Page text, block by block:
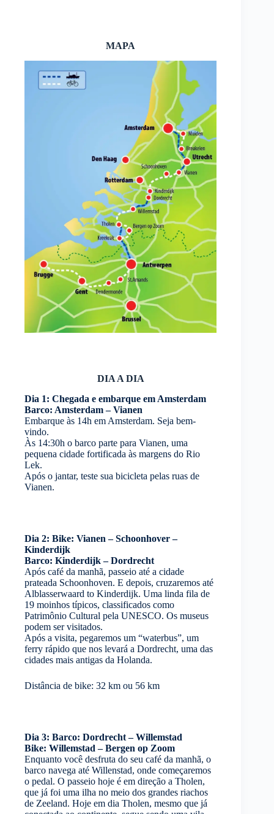
MAPA
DIA A DIA
Dia 1: Chegada e embarque em Amsterdam
Barco: Amsterdam – Vianen
Embarque às 14h em Amsterdam. Seja bem-
vindo.
Às 14:30h o barco parte para Vianen, uma
pequena cidade fortificada às margens do Rio
Lek.
Após o jantar, teste sua bicicleta pelas ruas de
Vianen.
Dia 2: Bike: Vianen – Schoonhover –
Kinderdijk
Barco: Kinderdijk – Dordrecht
Após café da manhã, passeio até a cidade
prateada Schoonhoven. E depois, cruzaremos até
Alblasserwaard to Kinderdijk. Uma linda fila de
19 moinhos típicos, classificados como
Patrimônio Cultural pela UNESCO. Os museus
podem ser visitados.
Após a visita, pegaremos um “waterbus”, um
ferry rápido que nos levará a Dordrecht, uma das
cidades mais antigas da Holanda.
Distância de bike: 32 km ou 56 km
Dia 3: Barco: Dordrecht – Willemstad
Bike: Willemstad – Bergen op Zoom
Enquanto você desfruta do seu café da manhã, o
barco navega até Willenstad, onde começaremos
o pedal. O passeio hoje é em direção a Tholen,
que já foi uma ilha no meio dos grandes riachos
de Zeeland. Hoje em dia Tholen, mesmo que já